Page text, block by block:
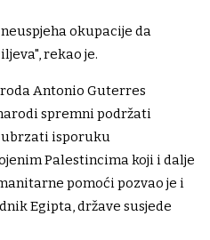
okupacije da
rekao je.
Antonio Guterres
spremni podržati
isporuku
Palestincima koji i dalje
pomoći pozvao je i
Egipta, države susjede